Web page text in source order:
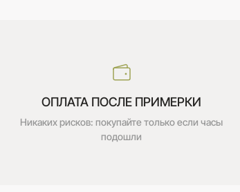
ОПЛАТА ПОСЛЕ ПРИМЕРКИ
Никаких рисков: покупайте только если часы
подошли